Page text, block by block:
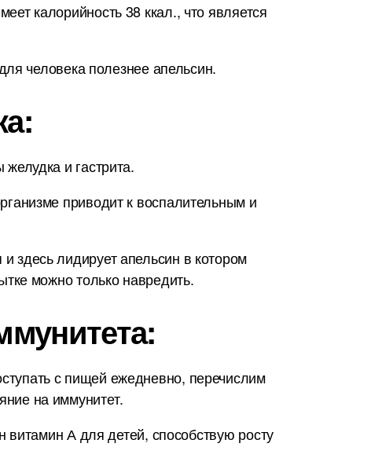
калорийность 38 ккал., что является
человека полезнее апельсин.
и гастрита.
приводит к воспалительным и
здесь лидирует апельсин в котором
можно только навредить.
с пищей ежедневно, перечислим
на иммунитет.
А для детей, способствую росту